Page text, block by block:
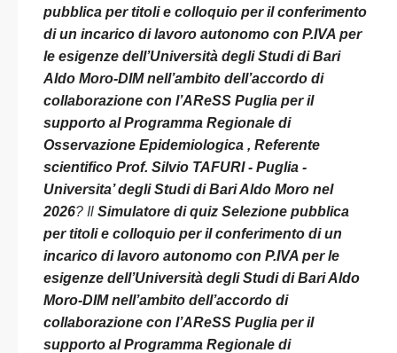
pubblica per titoli e colloquio per il conferimento
di un incarico di lavoro autonomo con P.IVA per
le esigenze dell’Università degli Studi di Bari
Aldo Moro-DIM nell’ambito dell’accordo di
collaborazione con l’AReSS Puglia per il
supporto al Programma Regionale di
Osservazione Epidemiologica , Referente
scientifico Prof. Silvio TAFURI - Puglia -
Universita’ degli Studi di Bari Aldo Moro nel
2026? Il Simulatore di quiz Selezione pubblica
per titoli e colloquio per il conferimento di un
incarico di lavoro autonomo con P.IVA per le
esigenze dell’Università degli Studi di Bari Aldo
Moro-DIM nell’ambito dell’accordo di
collaborazione con l’AReSS Puglia per il
supporto al Programma Regionale di